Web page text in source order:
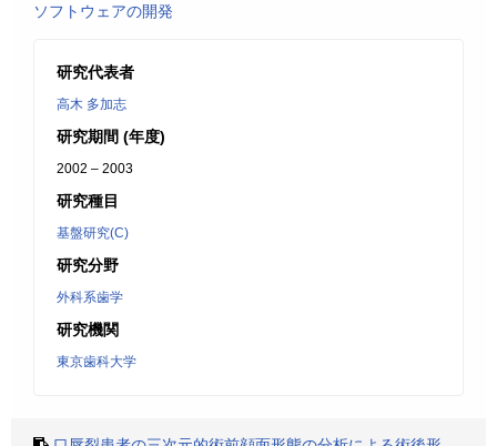
ソフトウェアの開発
研究代表者
高木 多加志
研究期間 (年度)
2002 – 2003
研究種目
基盤研究(C)
研究分野
外科系歯学
研究機関
東京歯科大学